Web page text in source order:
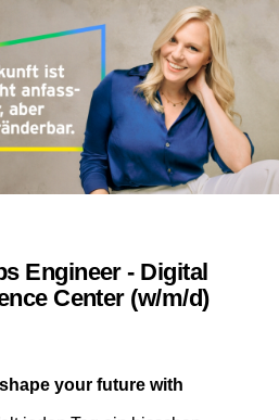
Engineer - Digital
Center (w/m/d)
your future with